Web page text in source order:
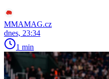
MMAMAG.cz
dnes, 23:34
1 min